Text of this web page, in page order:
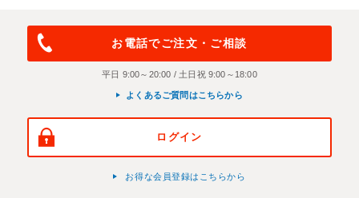
お電話でご注文・ご相談
平日 9:00～20:00 / 土日祝 9:00～18:00
よくあるご質問はこちらから
ログイン
お得な会員登録はこちらから